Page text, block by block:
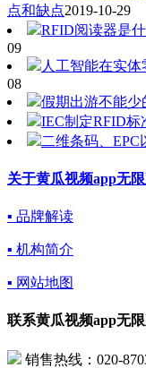
点和缺点2019-10-29
RFID阅读器是
09
人工智能在实体
08
假期出游不能少
IEC制定RFID标
二维条码、
关于黄瓜视频app无
▪ 品牌解读
▪ 机构简介
▪ 网站地图
联系黄瓜视频app无
销售热线：020-